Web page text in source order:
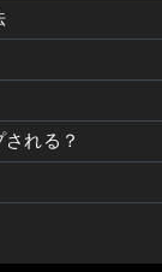
れる？